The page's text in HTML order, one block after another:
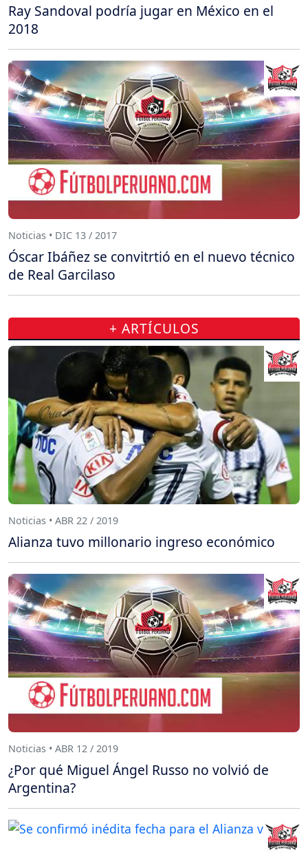
Ray Sandoval podría jugar en México en el
2018
Noticias • DIC 13 / 2017
Óscar Ibáñez se convitrtió en el nuevo técnico
de Real Garcilaso
+ ARTÍCULOS
Noticias • ABR 22 / 2019
Alianza tuvo millonario ingreso económico
Noticias • ABR 12 / 2019
¿Por qué Miguel Ángel Russo no volvió de
Argentina?